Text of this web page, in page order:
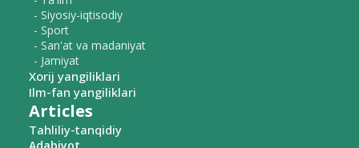
- Siyosiy-iqtisodiy
- Sport
- San'at va madaniyat
- Jamiyat
Xorij yangiliklari
Ilm-fan yangiliklari
Articles
Tahliliy-tanqidiy